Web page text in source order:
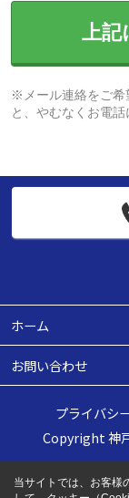
上記
※メール連絡をご希
と、やむなくお電
ホーム
お問い合わせ
プライバシ
Copyright 神
当サイトでは、お客様